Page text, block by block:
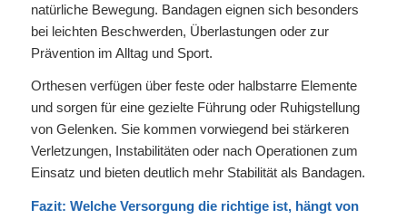
natürliche Bewegung. Bandagen eignen sich besonders
bei leichten Beschwerden, Überlastungen oder zur
Prävention im Alltag und Sport.
Orthesen verfügen über feste oder halbstarre Elemente
und sorgen für eine gezielte Führung oder Ruhigstellung
von Gelenken. Sie kommen vorwiegend bei stärkeren
Verletzungen, Instabilitäten oder nach Operationen zum
Einsatz und bieten deutlich mehr Stabilität als Bandagen.
Fazit: Welche Versorgung die richtige ist, hängt von